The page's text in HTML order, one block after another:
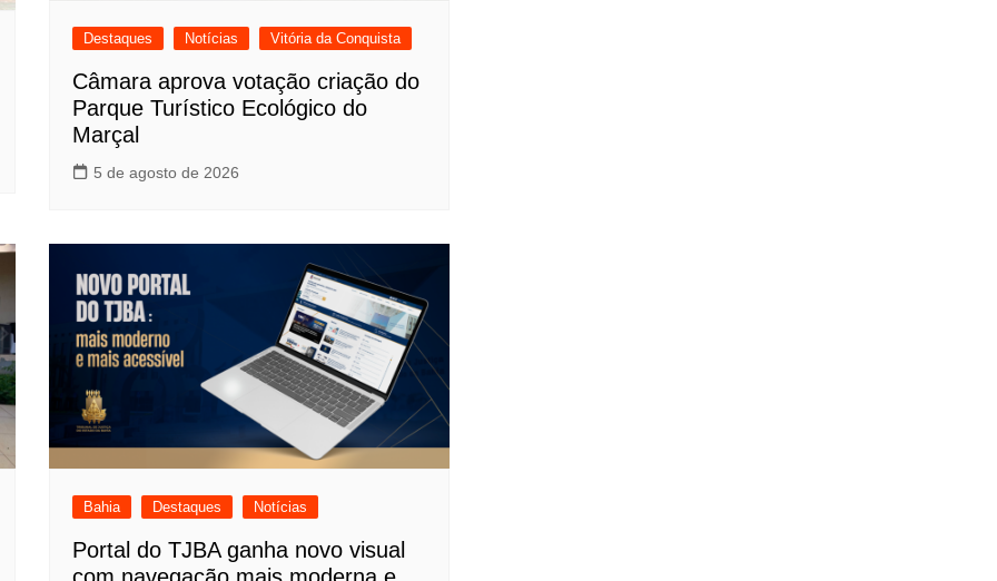
Destaques Notícias Vitória da Conquista
Câmara aprova votação criação do
Parque Turístico Ecológico do
Marçal
5 de agosto de 2026
Bahia Destaques Notícias
Portal do TJBA ganha novo visual